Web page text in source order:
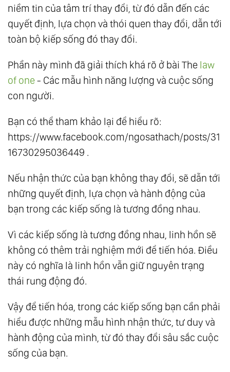
niềm tin của tâm trí thay đổi, từ đó dẫn đến các
quyết định, lựa chọn và thói quen thay đổi, dẫn tới
toàn bộ kiếp sống đó thay đổi.
Phần này mình đã giải thích khá rõ ở bài The law
of one- Các mẫu hình năng lượng và cuộc sống
con người.
Bạn có thể tham khảo lại để hiểu rõ:
https://www.facebook.com/ngosathach/posts/31
16730295036449 .
Nếu nhận thức của bạn không thay đổi, sẽ dẫn tới
những quyết định, lựa chọn và hành động của
bạn trong các kiếp sống là tương đồng nhau.
Vì các kiếp sống là tương đồng nhau, linh hồn sẽ
không có thêm trải nghiệm mới để tiến hóa. Điều
này có nghĩa là linh hồn vẫn giữ nguyên trạng
thái rung động đó.
Vậy để tiến hóa, trong các kiếp sống bạn cần phải
hiểu được những mẫu hình nhận thức, tư duy và
hành động của mình, từ đó thay đổi sâu sắc cuộc
sống của bạn.